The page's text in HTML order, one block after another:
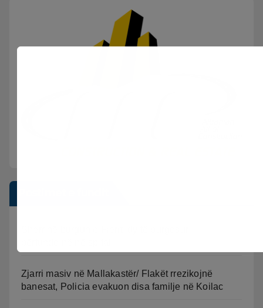
Zjarri masiv në Mallakastër/ Flakët rrezikojnë
banesat, Policia evakuon disa familje në Koilac